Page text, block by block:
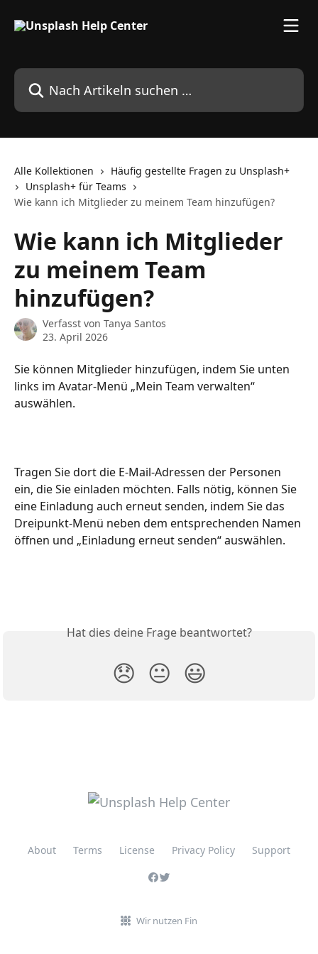
Nach Artikeln suchen …
Alle Kollektionen
Häufig gestellte Fragen zu Unsplash+
Unsplash+ für Teams
Wie kann ich Mitglieder zu meinem Team hinzufügen?
Wie kann ich Mitglieder
zu meinem Team
hinzufügen?
Verfasst von Tanya Santos
23. April 2026
Sie können Mitglieder hinzufügen, indem Sie unten
links im Avatar-Menü „Mein Team verwalten“
auswählen.
Tragen Sie dort die E-Mail-Adressen der Personen
ein, die Sie einladen möchten. Falls nötig, können Sie
eine Einladung auch erneut senden, indem Sie das
Dreipunkt-Menü neben dem entsprechenden Namen
öffnen und „Einladung erneut senden“ auswählen.
Hat dies deine Frage beantwortet?
😞 😐 😃
About Terms License Privacy Policy Support
Wir nutzen Fin